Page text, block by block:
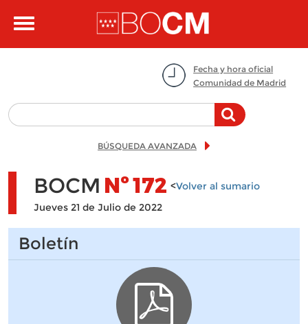
Toggle
Fecha y hora oficial
Comunidad de Madrid
BÚSQUEDA AVANZADA
BOCM Nº172 <Volver al sumario
Jueves 21 de Julio de 2022
Boletín